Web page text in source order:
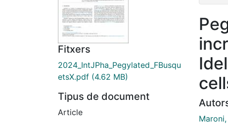
Fitxers
2024_IntJPha_Pegylated_FBusqu
etsX.pdf (4.62 MB)
Tipus de document
Article